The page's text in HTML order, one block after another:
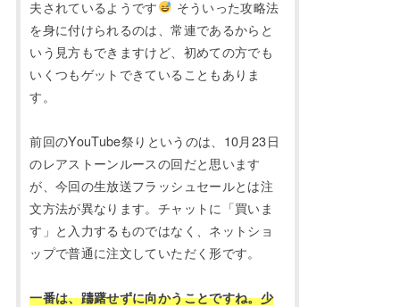
夫されているようです
そういった攻略法
を身に付けられるのは、常連であるからと
いう見方もできますけど、初めての方でも
いくつもゲットできていることもありま
す。
前回のYouTube祭りというのは、10月23日
のレアストーンルースの回だと思います
が、今回の生放送フラッシュセールとは注
文方法が異なります。チャットに「買いま
す」と入力するものではなく、ネットショ
ップで普通に注文していただく形です。
一番は、躊躇せずに向かうことですね。少